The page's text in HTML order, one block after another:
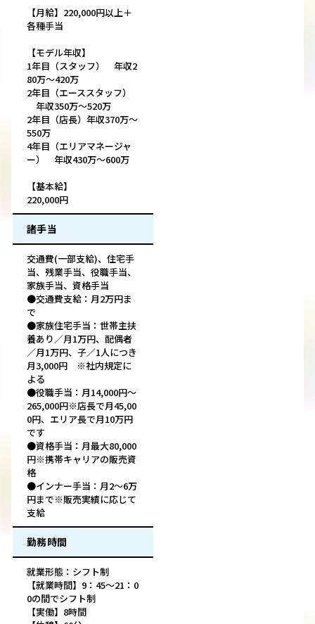
【月給】220,000円以上＋
各種手当
【モデル年収】
1年目（スタッフ） 年収2
80万～420万
2年目（エーススタッフ）
年収350万～520万
2年目（店長）年収370万～
550万
4年目（エリアマネージャ
ー） 年収430万～600万
【基本給】
220,000円
諸手当
交通費(一部支給)、住宅手
当、残業手当、役職手当、
家族手当、資格手当
●交通費支給：月2万円ま
で
●家族住宅手当：世帯主扶
養あり／月1万円、配偶者
／月1万円、子／1人につき
月3,000円 ※社内規定に
よる
●役職手当：月14,000円～
265,000円※店長で月45,00
0円、エリア長で月10万円
です
●資格手当：月最大80,000
円※携帯キャリアの販売資
格
●インナー手当：月2～6万
円まで※販売実績に応じて
支給
勤務時間
就業形態：シフト制
【就業時間】9：45～21：0
0の間でシフト制
【実働】8時間